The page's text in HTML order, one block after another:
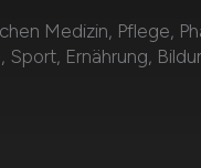
Medizin, Pflege,
Ernährung,